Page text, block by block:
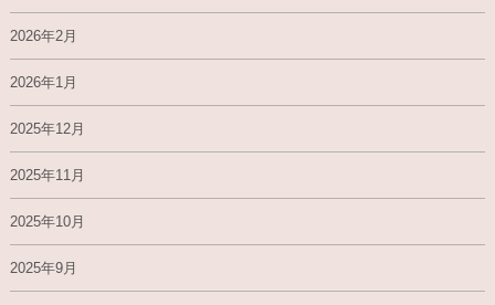
2026年2月
2026年1月
2025年12月
2025年11月
2025年10月
2025年9月